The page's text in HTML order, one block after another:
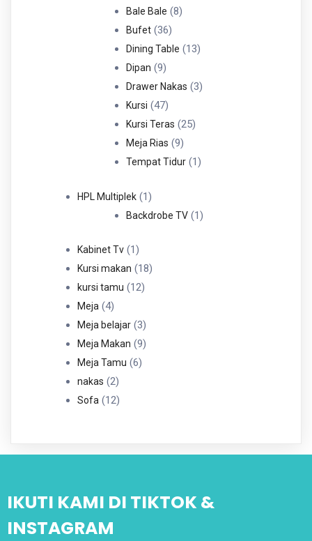
Produk
Bale Bale 88
Bufet 3636
Produk
Dining Table 1313
Dipan 99
Produk
Drawer Nakas 33
Kursi 4747
Produk
Kursi Teras 2525
Meja Rias 99
Produk
Tempat Tidur 11
HPL Multiplek 11
Produk
Backdrobe TV 11
Kabinet Tv 11
Produk
Kursi makan 1818
kursi tamu 1212
Meja 44
Produk
Meja belajar 33
Produk
Meja Makan 99
Meja Tamu 66
nakas 22
Produk
Sofa 1212
IKUTI KAMI DI TIKTOK &
INSTAGRAM